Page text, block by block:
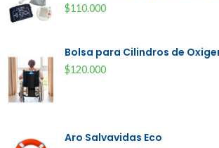
$110.000
Bolsa para Cilindros de
$120.000
Aro Salvavidas Eco